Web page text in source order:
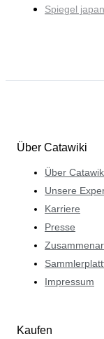
Spiegel
Über Catawiki
Über
Unsere
Karriere
Presse
Impressum
Kaufen